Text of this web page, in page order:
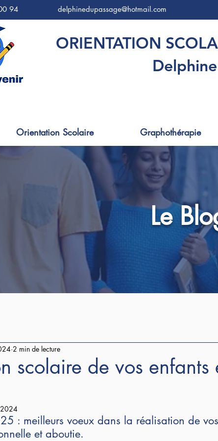
94 delphinedupassage@hotmail.com
ORIENTATION
Orientation Scolaire Graphothérapie
Le
scolaire de vos enfants
2 min de lecture
: meilleurs voeux dans la réalisation de
et aboutie.